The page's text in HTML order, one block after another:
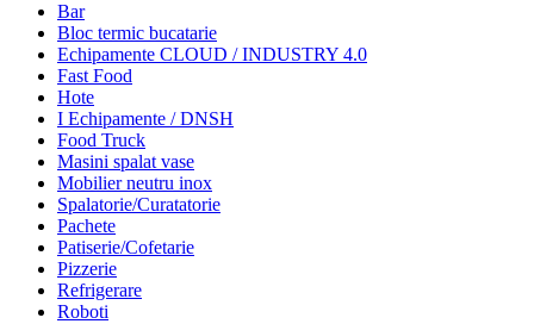
Bar
Bloc termic bucatarie
Echipamente CLOUD / INDUSTRY 4.0
Fast Food
Hote
I Echipamente / DNSH
Food Truck
Masini spalat vase
Mobilier neutru inox
Spalatorie/Curatatorie
Pachete
Patiserie/Cofetarie
Pizzerie
Refrigerare
Roboti